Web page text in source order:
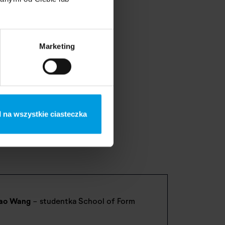
Marketing
na wszystkie ciasteczka
Wang - studentka School of Form